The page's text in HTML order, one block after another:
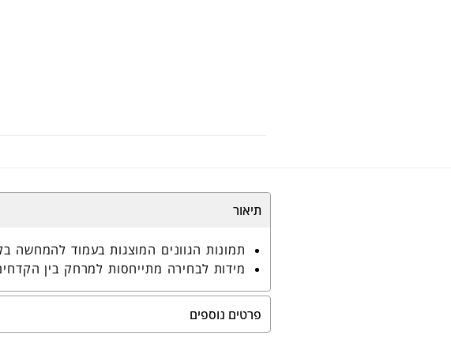
תיאור
תמונות הגוונים המוצגות בעמוד להמחשה
מידות לבחירה מתייחסות למרחק בין
פרטים נוספים